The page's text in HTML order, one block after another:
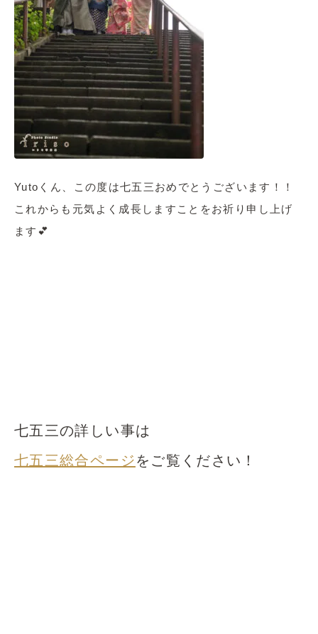
Yutoくん、この度は七五三おめでとうございます！！
これからも元気よく成長しますことをお祈り申し上げ
ます💕
七五三の詳しい事は
七五三総合ページをご覧ください！